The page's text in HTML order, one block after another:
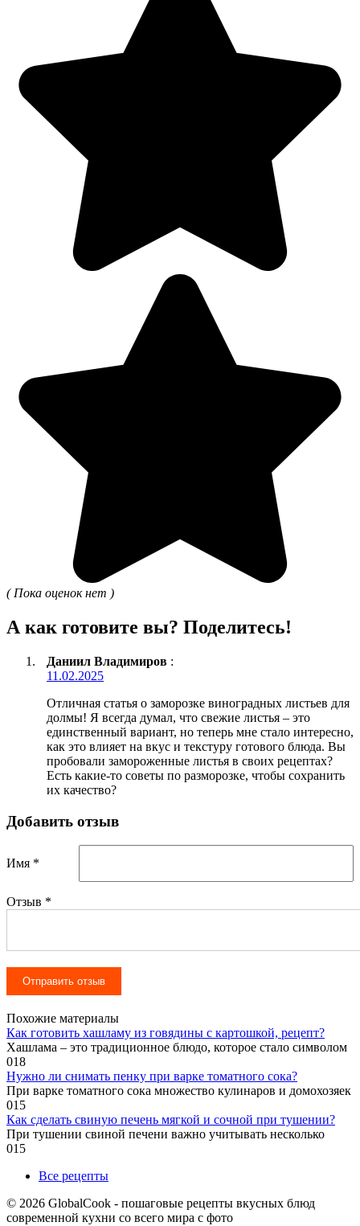
( Пока оценок нет )
А как готовите вы? Поделитесь!
Даниил Владимиров :
11.02.2025
Отличная статья о заморозке виноградных листьев для
долмы! Я всегда думал, что свежие листья – это
единственный вариант, но теперь мне стало интересно,
как это влияет на вкус и текстуру готового блюда. Вы
пробовали замороженные листья в своих рецептах?
Есть какие-то советы по разморозке, чтобы сохранить
их качество?
Добавить отзыв
Имя *
Отзыв *
Похожие материалы
Как готовить хашламу из говядины с картошкой, рецепт?
Хашлама – это традиционное блюдо, которое стало символом
018
Нужно ли снимать пенку при варке томатного сока?
При варке томатного сока множество кулинаров и домохозяек
015
Как сделать свиную печень мягкой и сочной при тушении?
При тушении свиной печени важно учитывать несколько
015
Все рецепты
© 2026 GlobalCook - пошаговые рецепты вкусных блюд
современной кухни со всего мира с фото